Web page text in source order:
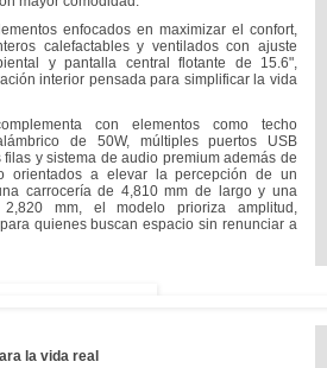
enfocados en maximizar el confort,
calefactables y ventilados con ajuste
y pantalla central flotante de 15.6",
interior pensada para simplificar la vida
con elementos como techo
de 50W, múltiples puertos USB
y sistema de audio premium además de
orientados a elevar la percepción de un
carrocería de 4,810 mm de largo y una
mm, el modelo prioriza amplitud,
quienes buscan espacio sin renunciar a
la vida real